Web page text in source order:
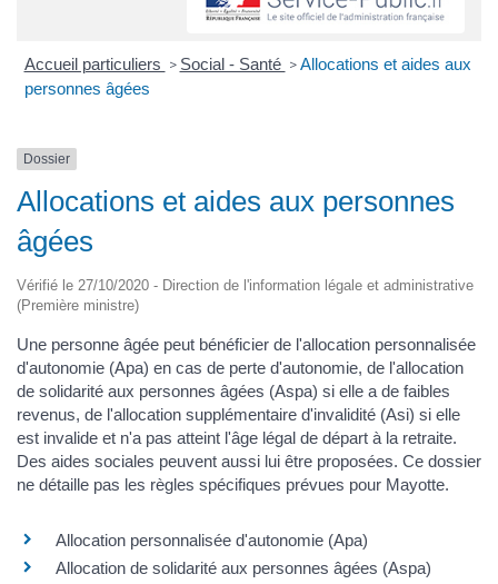
Accueil particuliers > Social - Santé > Allocations et aides aux
personnes âgées
Dossier
Allocations et aides aux personnes
âgées
Vérifié le 27/10/2020 - Direction de l'information légale et administrative
(Première ministre)
Une personne âgée peut bénéficier de l'allocation personnalisée
d'autonomie (Apa) en cas de perte d'autonomie, de l'allocation
de solidarité aux personnes âgées (Aspa) si elle a de faibles
revenus, de l'allocation supplémentaire d'invalidité (Asi) si elle
est invalide et n'a pas atteint l'âge légal de départ à la retraite.
Des aides sociales peuvent aussi lui être proposées. Ce dossier
ne détaille pas les règles spécifiques prévues pour Mayotte.
Allocation personnalisée d'autonomie (Apa)
Allocation de solidarité aux personnes âgées (Aspa)